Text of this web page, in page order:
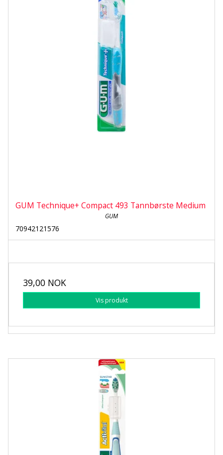
GUM Technique+ Compact 493 Tannbørste Medium
GUM
70942121576
39,00 NOK
Vis produkt